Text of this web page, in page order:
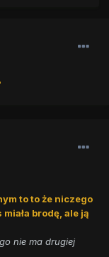
to to że niczego
brodę, ale ją
nie ma drugiej